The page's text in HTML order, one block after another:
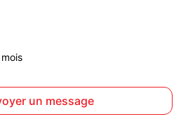
un message